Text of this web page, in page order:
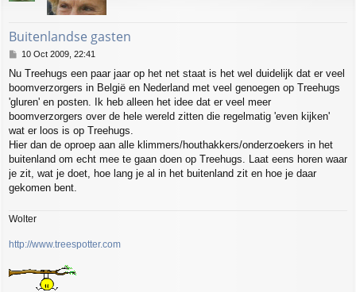
Buitenlandse gasten
P
s
t
10 Oct 2009, 22:41
Nu Treehugs een paar jaar op het net staat is het wel duidelijk dat er veel
boomverzorgers in België en Nederland met veel genoegen op Treehugs
'gluren' en posten. Ik heb alleen het idee dat er veel meer
boomverzorgers over de hele wereld zitten die regelmatig 'even kijken'
wat er loos is op Treehugs.
Hier dan de oproep aan alle klimmers/houthakkers/onderzoekers in het
buitenland om echt mee te gaan doen op Treehugs. Laat eens horen waar
je zit, wat je doet, hoe lang je al in het buitenland zit en hoe je daar
gekomen bent.
Wolter
http://www.treespotter.com